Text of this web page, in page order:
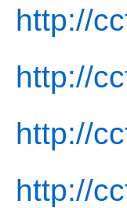
http://
http://
http://
http://